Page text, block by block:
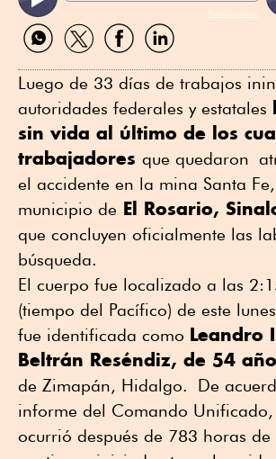
ReadSpeaker
Compartir
por
Compartir
por
Compartir
por
Compartir
por
Luego de 33 días de trabajos
autoridades federales y estatales
sin vida al último de los
trabajadores que quedaron
el accidente en la mina Santa
municipio de El Rosario,
que concluyen oficialmente las
búsqueda.
El cuerpo fue localizado a las
(tiempo del Pacífico) de este
fue identificada como Leandro
Beltrán Reséndiz, de 54
de Zimapán, Hidalgo. De
informe del Comando
ocurrió después de 783 horas de